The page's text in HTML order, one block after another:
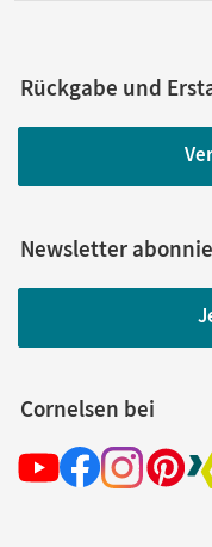
Rückgabe und
Newsletter
Cornelsen bei